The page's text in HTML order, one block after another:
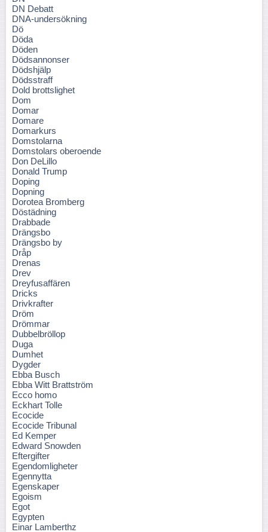
DN Debatt
DNA-undersökning
Dö
Döda
Döden
Dödsannonser
Dödshjälp
Dödsstraff
Dold brottslighet
Dom
Domar
Domare
Domarkurs
Domstolarna
Domstolars oberoende
Don DeLillo
Donald Trump
Doping
Dopning
Dorotea Bromberg
Döstädning
Drabbade
Drängsbo
Drängsbo by
Dråp
Drenas
Drev
Dreyfusaffären
Dricks
Drivkrafter
Dröm
Drömmar
Dubbelbröllop
Duga
Dumhet
Dygder
Ebba Busch
Ebba Witt Brattström
Ecco homo
Eckhart Tolle
Ecocide
Ecocide Tribunal
Ed Kemper
Edward Snowden
Eftergifter
Egendomligheter
Egennytta
Egenskaper
Egoism
Egot
Egypten
Einar Lamberthz